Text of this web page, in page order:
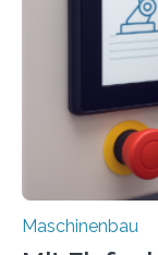
Maschinenbau